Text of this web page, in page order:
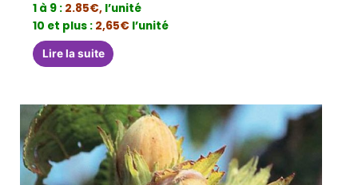
1 à 9 : 2.85€, l’unité
10 et plus : 2,65€ l’unité
Lire la suite